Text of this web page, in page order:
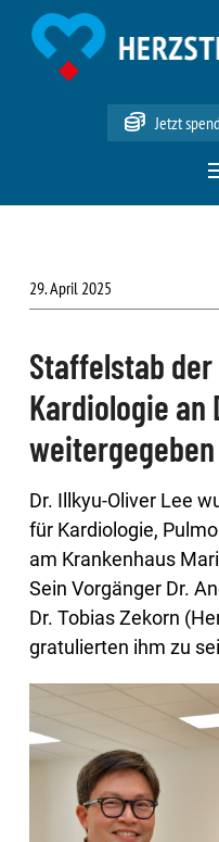
Jetzt
29. April 2025
Staffelstab
Kardiologie an
weitergegeben
Dr. Illkyu-Oliver Lee
für Kardiologie,
am Krankenhaus
Sein Vorgänger Dr.
Dr. Tobias Zekorn
gratulierten ihm zu